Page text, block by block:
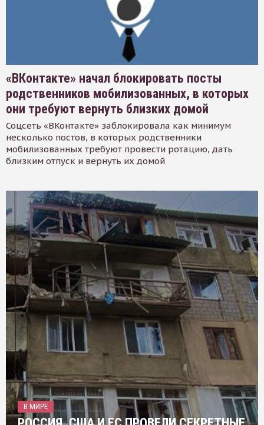
«ВКонтакте» начал блокировать посты
родственников мобилизованных, в которых
они требуют вернуть близких домой
Соцсеть «ВКонтакте» заблокировала как минимум
несколько постов, в которых родственники
мобилизованных требуют провести ротацию, дать
близким отпуск и вернуть их домой
В МИРЕ